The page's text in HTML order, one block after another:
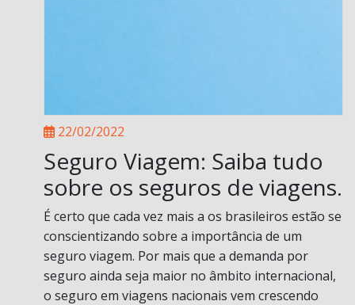
22/02/2022
Seguro Viagem: Saiba tudo
sobre os seguros de viagens.
É certo que cada vez mais a os brasileiros estão se
conscientizando sobre a importância de um
seguro viagem. Por mais que a demanda por
seguro ainda seja maior no âmbito internacional,
o seguro em viagens nacionais vem crescendo